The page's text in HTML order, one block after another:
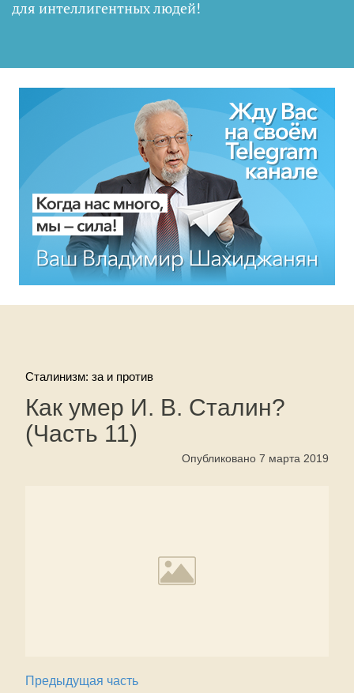
для интеллигентных людей!
Сталинизм: за и против
Как умер И. В. Сталин?
(Часть 11)
Опубликовано 7 марта 2019
Предыдущая часть